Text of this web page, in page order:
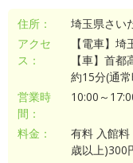
住所：
埼玉県さい
アクセ
ス：
【電車】
【車】首
約15分(通
営業時
間：
10:00～
料金：
有料 入館
歳以上)300